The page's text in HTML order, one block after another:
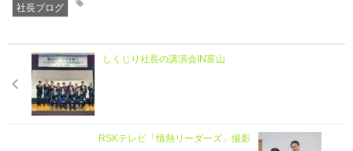
社長ブログ
しくじり社長の講演会IN富山
RSKテレビ「情熱リーダーズ」撮影